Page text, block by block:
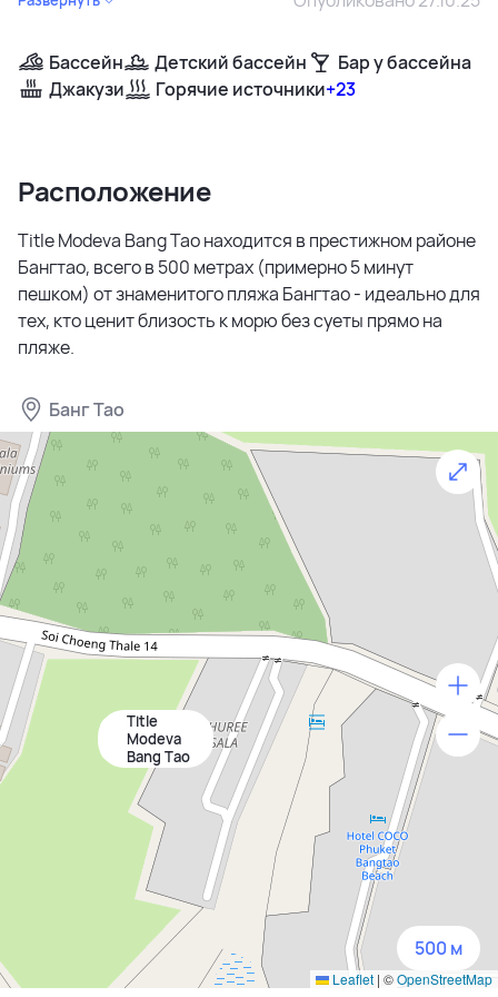
Бассейн Детский бассейн
Бар у бассейна
Джакузи
Горячие источники+23
Расположение
Title Modeva Bang Tao находится в престижном районе
Бангтао, всего в 500 метрах (примерно 5 минут
пешком) от знаменитого пляжа Бангтао - идеально для
тех, кто ценит близость к морю без суеты прямо на
пляже.
Банг Тао
Title
Modeva
Bang Tao
Leaflet | ©OpenStreetMap
500 м
500 м
1500 м
3 км
5 км